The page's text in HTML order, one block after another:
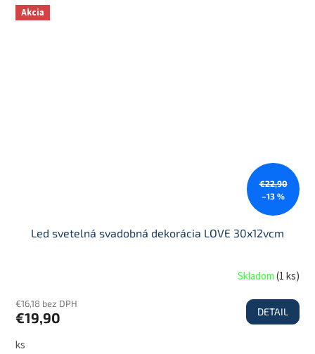
Akcia
€22,90
–13 %
Led svetelná svadobná dekorácia LOVE 30x12vcm
Skladom(1 ks)
€16,18 bez DPH
€19,90 DETAIL
ks